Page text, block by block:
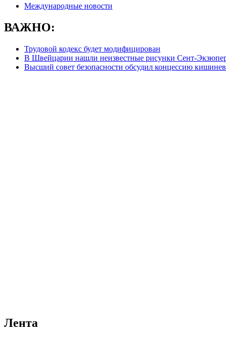
Международные новости
ВАЖНО:
Трудовой кодекс будет модифицирован
В Швейцарии нашли неизвестные рисунки Сент-
Высший совет безопасности обсудил концессию
Лента